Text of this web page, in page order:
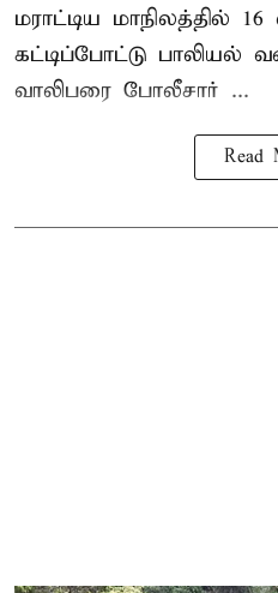
மராட்டிய மாநிலத்தில் 16
கட்டிப்போட்டு
வாலிபரை போலீசார் ...
Read